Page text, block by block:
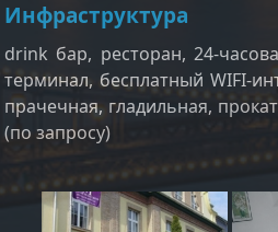
Инфраструктура
drink бар, ресторан, 24-
терминал, бесплатный WIFI-
прачечная, гладильная,
(по запросу)